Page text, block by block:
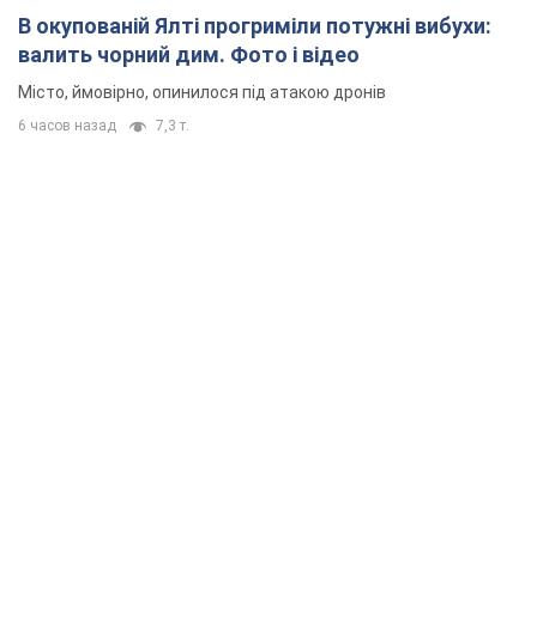
В окупованій Ялті прогриміли потужні вибухи:
валить чорний дим. Фото і відео
Місто, ймовірно, опинилося під атакою дронів
6 часов назад 7,3 т.